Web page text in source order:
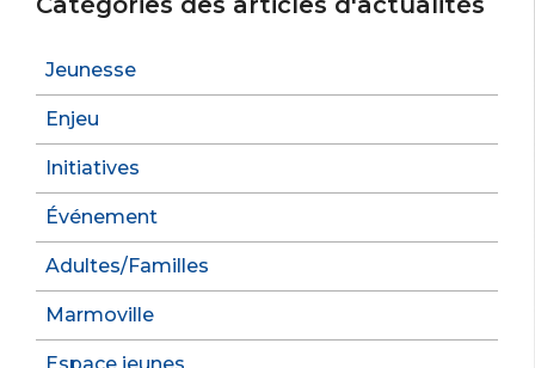
Jeunesse
Enjeu
Initiatives
Événement
Adultes/Familles
Marmoville